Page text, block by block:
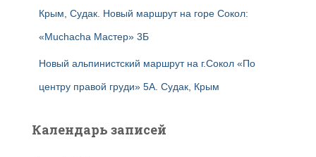
Крым, Судак. Новый маршрут на горе Сокол:
«Muchacha Мастер» 3Б
Новый альпинистский маршрут на г.Сокол «По
центру правой груди» 5А. Судак, Крым
Календарь записей